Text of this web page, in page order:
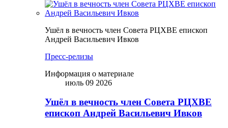
Ушёл в вечность член Совета РЦХВЕ епископ
Андрей Васильевич Ивков
Пресс-релизы
Информация о материале
июль 09 2026
Ушёл в вечность член Совета РЦХВЕ
епископ Андрей Васильевич Ивков